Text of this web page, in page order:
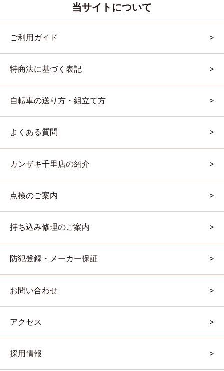
当サイトについて
ご利用ガイド
特商法に基づく表記
自転車の送り方・組立て方
よくある質問
カンザキ千里店の紹介
点検のご案内
持ち込み修理のご案内
防犯登録・メーカー保証
お問い合わせ
アクセス
採用情報